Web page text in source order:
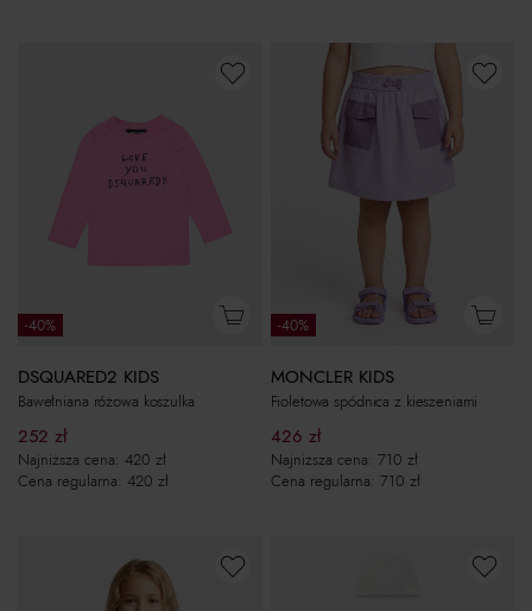
-40%
DSQUARED2 KIDS
Bawełniana różowa koszulka
252 zł
Najniższa cena: 420 zł
Cena regularna: 420 zł
-40%
MONCLER KIDS
Fioletowa spódnica z kieszeniami
426 zł
Najniższa cena: 710 zł
Cena regularna: 710 zł